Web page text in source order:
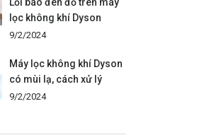
lọc không khí Dyson
9/2/2024
Máy lọc không khí Dyson
có mùi lạ, cách xử lý
9/2/2024